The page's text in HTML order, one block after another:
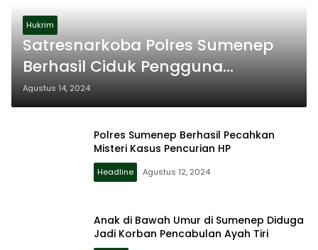
Hukrim
Satresnarkoba Polres Sumenep
Berhasil Ciduk Pengguna
Narkoba di Pinggir Jalan
Agustus 14, 2024
Polres Sumenep Berhasil Pecahkan
Misteri Kasus Pencurian HP
Headline Agustus 12, 2024
Anak di Bawah Umur di Sumenep Diduga
Jadi Korban Pencabulan Ayah Tiri